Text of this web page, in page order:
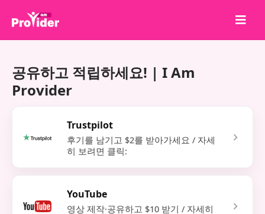
회사 소개
서비스
블로그
공유하고 적립하세요! | I Am
Provider
Trustpilot
후기를 남기고 $2를 받아가세요 / 자세
히 보려면 클릭:
YouTube
영상 제작·공유하고 $10 받기 / 자세히